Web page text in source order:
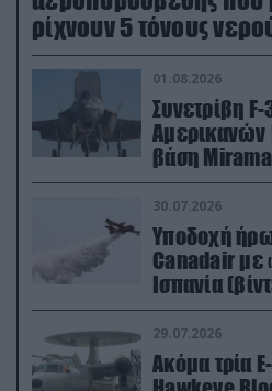
ρίχνουν 5 τόνους
01.08.2026
Συνετρίβη
Αμερικανών
βάση
30.07.2026
Υποδοχή
Canadair με
Ισπανία
29.07.2026
Ακόμα τρία